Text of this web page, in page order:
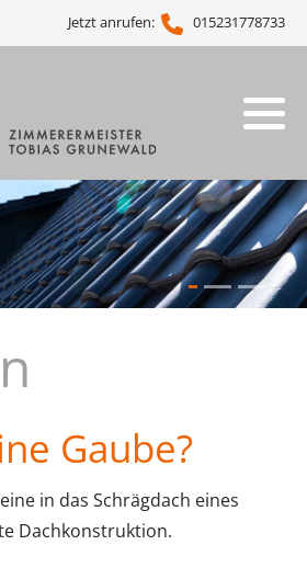
Jetzt anrufen: 015231778733
Gaube?
in das Schrägdach eines
Dachkonstruktion.